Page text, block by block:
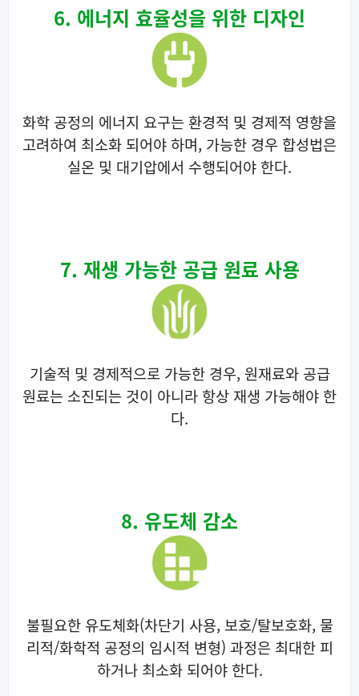
6. 에너지 효율성을 위한 디자인
화학 공정의 에너지 요구는 환경적 및 경제적 영향을
고려하여 최소화 되어야 하며, 가능한 경우 합성법은
실온 및 대기압에서 수행되어야 한다.
7. 재생 가능한 공급 원료 사용
기술적 및 경제적으로 가능한 경우, 원재료와 공급
원료는 소진되는 것이 아니라 항상 재생 가능해야 한
다.
8. 유도체 감소
불필요한 유도체화(차단기 사용, 보호/탈보호화, 물
리적/화학적 공정의 임시적 변형) 과정은 최대한 피
하거나 최소화 되어야 한다.